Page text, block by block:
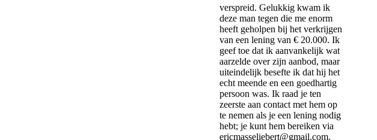
verspreid. Gelukkig kwam ik
deze man tegen die me enorm
heeft geholpen bij het verkrijgen
van een lening van € 20.000. Ik
geef toe dat ik aanvankelijk wat
aarzelde over zijn aanbod, maar
uiteindelijk besefte ik dat hij het
echt meende en een goedhartig
persoon was. Ik raad je ten
zeerste aan contact met hem op
te nemen als je een lening nodig
hebt; je kunt hem bereiken via
ericmasseliebert@­gmail.­com.­